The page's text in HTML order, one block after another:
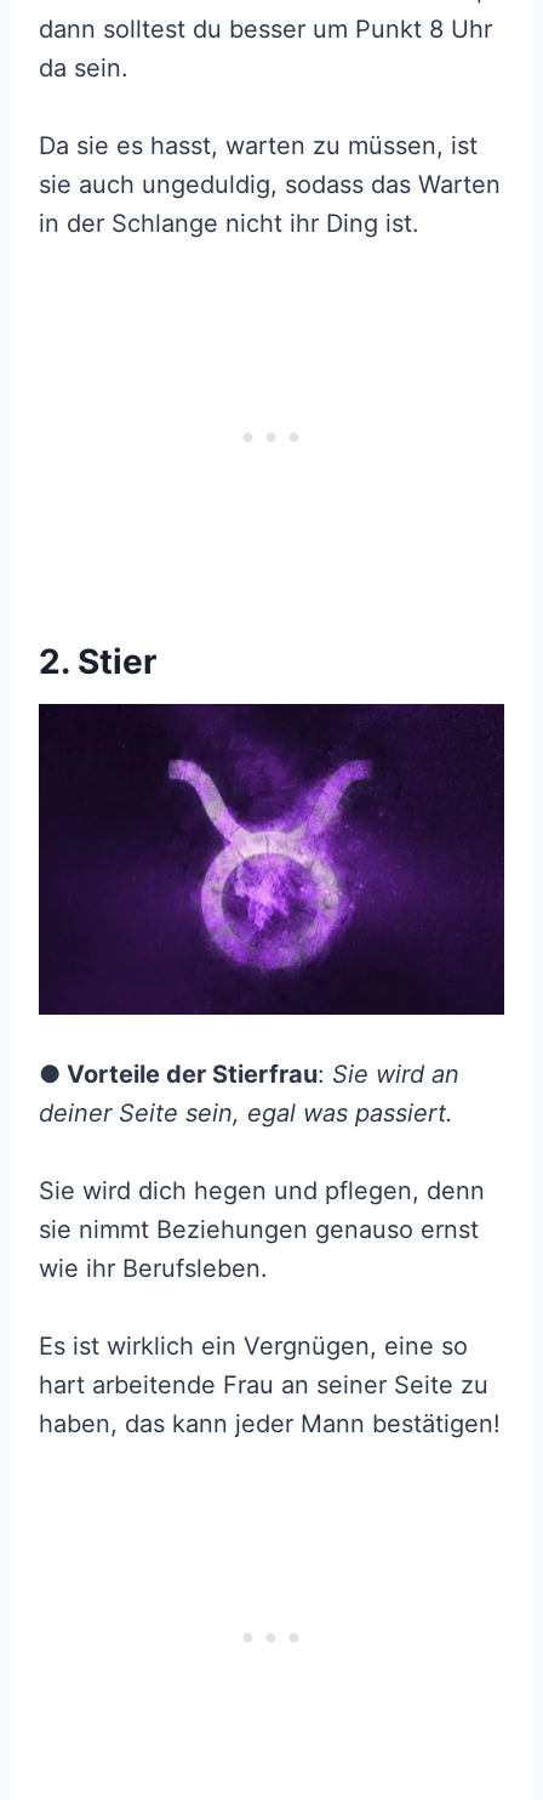
dann solltest du besser um Punkt 8 Uhr
da sein.
Da sie es hasst, warten zu müssen, ist
sie auch ungeduldig, sodass das Warten
in der Schlange nicht ihr Ding ist.
2. Stier
● Vorteile der Stierfrau: Sie wird an
deiner Seite sein, egal was passiert.
Sie wird dich hegen und pflegen, denn
sie nimmt Beziehungen genauso ernst
wie ihr Berufsleben.
Es ist wirklich ein Vergnügen, eine so
hart arbeitende Frau an seiner Seite zu
haben, das kann jeder Mann bestätigen!